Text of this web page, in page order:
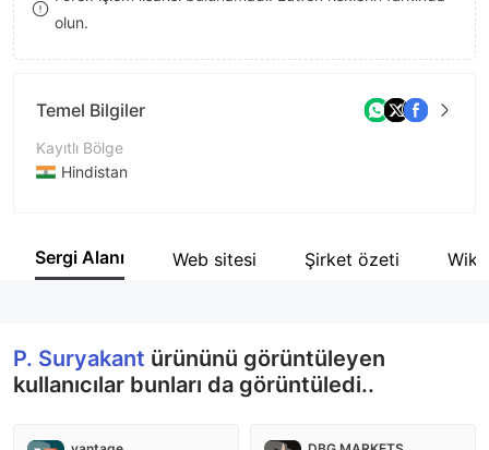
8
olun.
Temel Bilgiler
Kayıtlı Bölge
Hindistan
Şirket Adı
Sergi Alanı Web sitesi Şirket özeti Wiki
P. Suryakant ürününü görüntüleyen
kullanıcılar bunları da görüntüledi..